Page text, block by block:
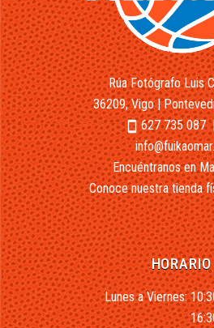
Rúa Fotógrafo Luis
36209, Vigo |
smartphone627 735 087
Encuéntranos en
Conoce nuestra tienda
HORARIO
Lunes a Viernes: